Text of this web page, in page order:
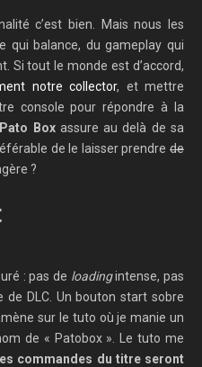
c’est bien. Mais nous les
qui balance, du gameplay qui
Si tout le monde est d’accord,
notre collector, et mettre
console pour répondre à la
Pato Boxassure au delà de sa
de le laisser prendre de
?
: pas de loadingintense, pas
DLC. Un bouton start sobre
sur le tuto où je manie un
de « Patobox ». Le tuto me
commandes du titre seront